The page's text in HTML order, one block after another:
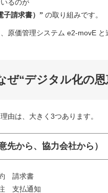
るのが
子請求書）” の取り組みです。
原価管理システム e2-movE
ぜ“デジタル化の
由は、大きく3つあります。
から、協力会社から）
請求書
支払通知